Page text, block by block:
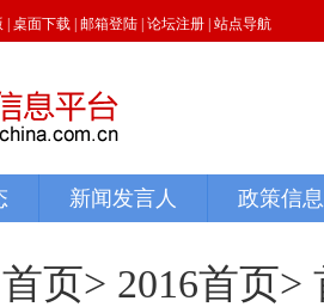
首页> 2016首页>